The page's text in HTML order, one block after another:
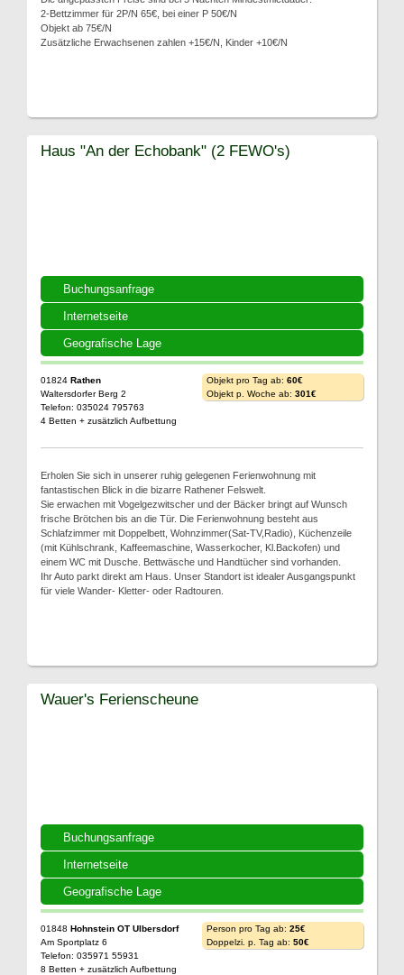
2-Bettzimmer für 2P/N 65€, bei einer P 50€/N
Objekt ab 75€/N
Zusätzliche Erwachsenen zahlen +15€/N, Kinder +10€/N
Buchungsanfrage
Internetseite
Geografische Lage
Haus "An der Echobank" (2 FEWO's)
01824 Rathen
Waltersdorfer Berg 2
Telefon: 035024 795763
4 Betten + zusätzlich Aufbettung
Objekt pro Tag ab: 60€
Objekt p. Woche ab: 301€
Erholen Sie sich in unserer ruhig gelegenen Ferienwohnung mit
fantastischen Blick in die bizarre Rathener Felswelt.
Sie erwachen mit Vogelgezwitscher und der Bäcker bringt auf Wunsch
frische Brötchen bis an die Tür. Die Ferienwohnung besteht aus
Schlafzimmer mit Doppelbett, Wohnzimmer(Sat-TV,Radio), Küchenzeile
(mit Kühlschrank, Kaffeemaschine, Wasserkocher, Kl.Backofen) und
einem WC mit Dusche. Bettwäsche und Handtücher sind vorhanden.
Ihr Auto parkt direkt am Haus. Unser Standort ist idealer Ausgangspunkt
für viele Wander- Kletter- oder Radtouren.
Buchungsanfrage
Internetseite
Geografische Lage
Wauer's Ferienscheune
01848 Hohnstein OT Ulbersdorf
Am Sportplatz 6
Telefon: 035971 55931
8 Betten + zusätzlich Aufbettung
Person pro Tag ab: 25€
Doppelzi. p. Tag ab: 50€